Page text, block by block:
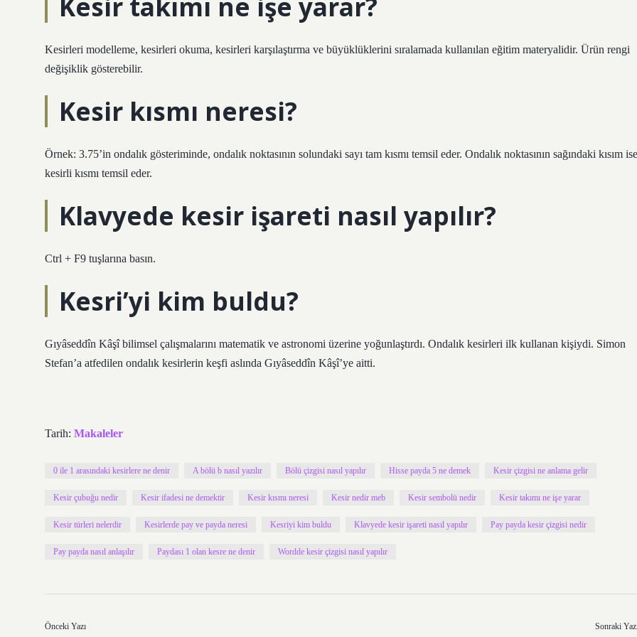
Kesirleri modelleme, kesirleri okuma, kesirleri karşılaştırma ve büyüklüklerini sıralamada kullanılan eğitim materyalidir. Ürün rengi
değişiklik gösterebilir.
Kesir kısmı neresi?
Örnek: 3.75’in ondalık gösteriminde, ondalık noktasının solundaki sayı tam kısmı temsil eder. Ondalık noktasının sağındaki kısım ise
kesirli kısmı temsil eder.
Klavyede kesir işareti nasıl yapılır?
Ctrl + F9 tuşlarına basın.
Kesri’yi kim buldu?
Gıyâseddîn Kâşî bilimsel çalışmalarını matematik ve astronomi üzerine yoğunlaştırdı. Ondalık kesirleri ilk kullanan kişiydi. Simon
Stefan’a atfedilen ondalık kesirlerin keşfi aslında Gıyâseddîn Kâşî’ye aitti.
Tarih: Makaleler
0 ile 1 arasındaki kesirlere ne denir A bölü b nasıl yazılır Bölü çizgisi nasıl yapılır Hisse payda 5 ne demek Kesir çizgisi ne anlama gelir
Kesir çubuğu nedir Kesir ifadesi ne demektir Kesir kısmı neresi Kesir nedir meb Kesir sembolü nedir Kesir takımı ne işe yarar
Kesir türleri nelerdir Kesirlerde pay ve payda neresi Kesriyi kim buldu Klavyede kesir işareti nasıl yapılır Pay payda kesir çizgisi nedir
Pay payda nasıl anlaşılır Paydası 1 olan kesre ne denir Wordde kesir çizgisi nasıl yapılır
Önceki Yazı Sonraki